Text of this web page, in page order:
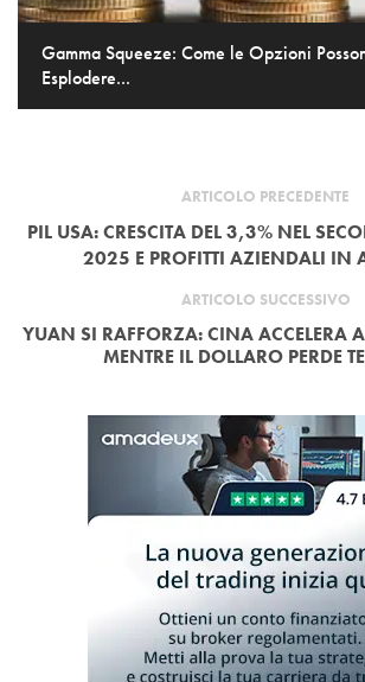
Gamma Squeeze: Come le Opzioni
Esplodere...
ARTICOLO PRECEDENTE
PIL USA: CRESCITA DEL 3,3% NEL
2025 E PROFITTI AZIENDALI IN
ARTICOLO SUCCESSIVO
YUAN SI RAFFORZA: CINA ACCELERA
MENTRE IL DOLLARO PERDE